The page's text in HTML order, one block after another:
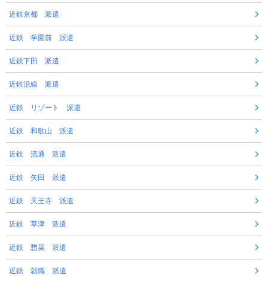
近鉄京都 派遣
近鉄 学園前 派遣
近鉄下田 派遣
近鉄沿線 派遣
近鉄 リゾート 派遣
近鉄 和歌山 派遣
近鉄 流通 派遣
近鉄 矢田 派遣
近鉄 天王寺 派遣
近鉄 草津 派遣
近鉄 惣菜 派遣
近鉄 就職 派遣